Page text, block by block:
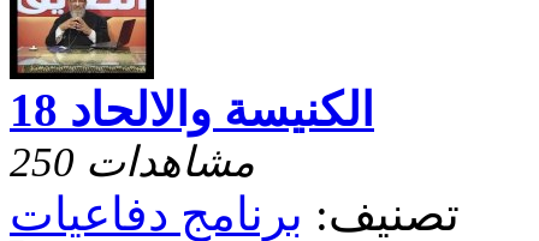
الكنيسة والالحاد 18
250 مشاهدات
تصنيف: برنامج دفاعيات